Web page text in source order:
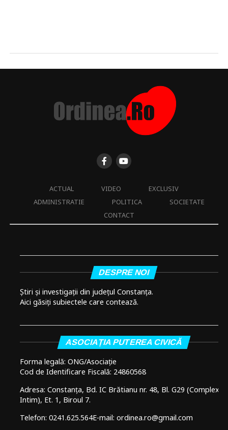
ACTUAL VIDEO
EXCLUSIV
ADMINISTRATIE
POLITICA
SOCIETATE
CONTACT
DESPRE NOI
Știri și investigații din județul Constanța.
Aici găsiți subiectele care contează.
ASOCIAȚIA PUTEREA CIVICĂ
Forma legală: ONG/Asociație
Cod de Identificare Fiscală: 24860568
Adresa: Constanța, Bd. IC Brătianu nr. 48, Bl. G29 (Complex
Intim), Et. 1, Biroul 7.
Telefon: 0241.625.564E-mail: ordinea.ro@gmail.com